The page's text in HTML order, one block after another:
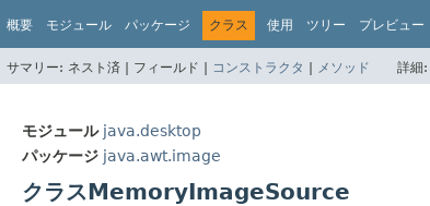
概要 モジュール パッケージ クラス 使用 ツリー プレビュー
サマリー: ネスト済 | フィールド | コンストラクタ | メソッド 詳細:
モジュール java.desktop
パッケージ java.awt.image
クラスMemoryImageSource